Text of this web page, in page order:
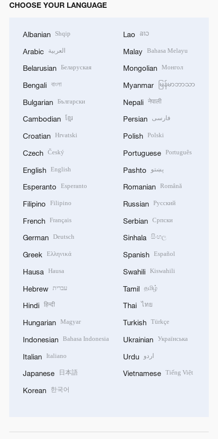
CHOOSE YOUR LANGUAGE
Albanian Shqip
Arabic العربية
Belarusian Беларуская
Bengali বাংলা
Bulgarian Български
Cambodian ខ្មែរ
Croatian Hrvatski
Czech Český
English English
Esperanto Esperanto
Filipino Filipino
French Français
German Deutsch
Greek Ελληνικά
Hausa Hausa
Hebrew עברית
Hindi हिन्दी
Hungarian Magyar
Indonesian Bahasa Indonesia
Italian Italiano
Japanese 日本語
Korean 한국어
Lao ລາວ
Malay Bahasa Melayu
Mongolian Монгол
Myanmar မြန်မာဘာသာ
Nepali नेपाली
Persian فارسی
Polish Polski
Portuguese Português
Pashto پښتو
Romanian Română
Russian Русский
Serbian Српски
Sinhala සිංහල
Spanish Español
Swahili Kiswahili
Tamil தமிழ்
Thai ไทย
Turkish Türkçe
Ukrainian Українська
Urdu اردو
Vietnamese Tiếng Việt